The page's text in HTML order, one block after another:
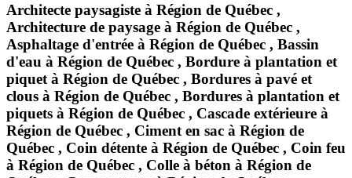
Architecte paysagiste à Région de Québec ,
Architecture de paysage à Région de Québec ,
Asphaltage d'entrée à Région de Québec , Bassin
d'eau à Région de Québec , Bordure à plantation et
piquet à Région de Québec , Bordures à pavé et
clous à Région de Québec , Bordures à plantation et
piquets à Région de Québec , Cascade extérieure à
Région de Québec , Ciment en sac à Région de
Québec , Coin détente à Région de Québec , Coin feu
à Région de Québec , Colle à béton à Région de